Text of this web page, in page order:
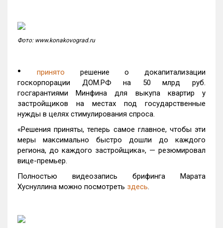
Фото: www.konakovograd.ru
• принято решение о докапитализации
госкорпорации ДОМ.РФ на 50 млрд руб.
госгарантиями Минфина для выкупа квартир у
застройщиков на местах под государственные
нужды в целях стимулирования спроса.
«Решения приняты, теперь самое главное, чтобы эти
меры максимально быстро дошли до каждого
региона, до каждого застройщика», — резюмировал
вице-премьер.
Полностью видеозапись брифинга Марата
Хуснуллина можно посмотреть здесь.